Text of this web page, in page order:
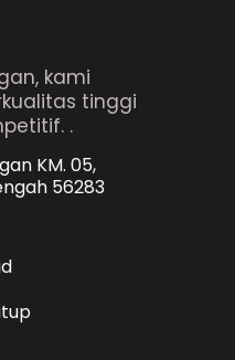
kami
tinggi
.
KM. 05,
56283